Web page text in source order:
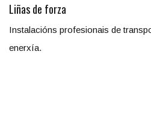
Liñas de forza
Instalacións profesionais de
enerxía.